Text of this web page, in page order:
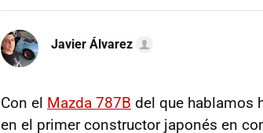
Javier Álvarez
Con el Mazda 787B del que hablamos
en el primer constructor japonés en